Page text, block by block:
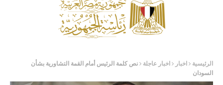
الرئيسية اخبار اخبار عاجلة نص كلمة الرئيس أمام القمة التشاورية بشأن
السودان